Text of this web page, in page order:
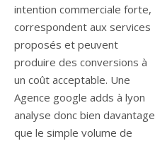
intention commerciale forte,
correspondent aux services
proposés et peuvent
produire des conversions à
un coût acceptable. Une
Agence google adds à lyon
analyse donc bien davantage
que le simple volume de